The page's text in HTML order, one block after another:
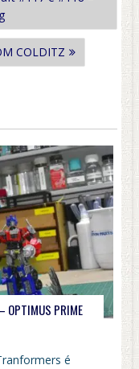
COLDITZ
OPTIMUS PRIME
é